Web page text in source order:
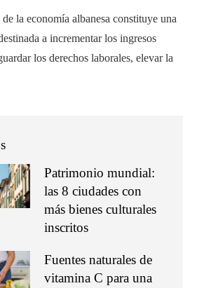
la economía albanesa constituye una
a incrementar los ingresos
los derechos laborales, elevar la
Patrimonio mundial:
las 8 ciudades con
más bienes culturales
inscritos
Fuentes naturales de
vitamina C para una